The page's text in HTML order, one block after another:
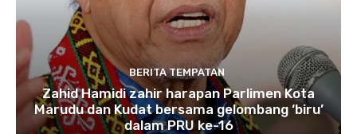
BERITA TEMPATAN
Zahid Hamidi zahir harapan Parlimen Kota
Marudu dan Kudat bersama gelombang ‘biru’
dalam PRU ke-16